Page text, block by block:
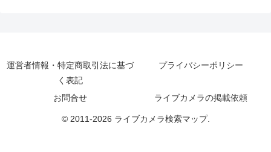
運営者情報・特定商取引法に基づ
く表記
プライバシーポリシー
お問合せ ライブカメラの掲載依頼
© 2011-2026 ライブカメラ検索マップ.